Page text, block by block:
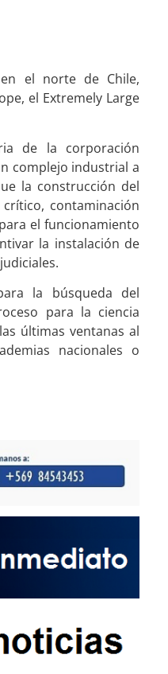
el norte de Chile,
el Extremely Large
de la corporación
complejo industrial a
la construcción del
contaminación
el funcionamiento
la instalación de
la búsqueda del
para la ciencia
últimas ventanas al
nacionales o